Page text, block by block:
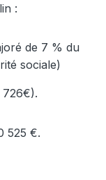
:
de 7 % du
sociale)
525 €.